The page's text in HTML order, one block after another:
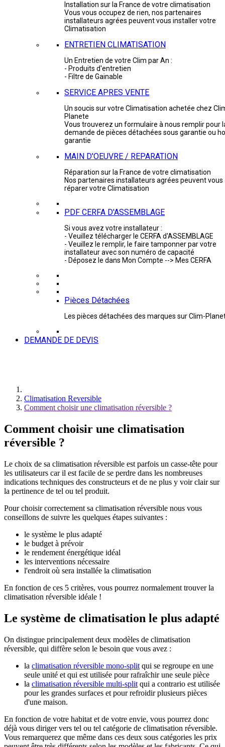
Installation sur la France de votre climatisation
Vous vous occupez de rien, nos partenaires
installateurs agrées peuvent vous installer votre
Climatisation
ENTRETIEN CLIMATISATION
Un Entretien de votre Clim par An :
- Produits d'entretien
- Filtre de Gainable
SERVICE APRES VENTE
Un soucis sur votre Climatisation achetée chez
Planete
Vous trouverez un formulaire à nous remplir pour
demande de pièces détachées sous garantie ou
garantie
MAIN D'OEUVRE / REPARATION
Réparation sur la France de votre climatisation
Nos partenaires installateurs agrées peuvent vous
réparer votre Climatisation
PDF CERFA D'ASSEMBLAGE
Si vous avez votre installateur :
- Veuillez télécharger le CERFA d'ASSEMBLAGE
- Veuillez le remplir, le faire tamponner par votre
installateur avec son numéro de capacité
- Déposez le dans Mon Compte --> Mes CERFA
Pièces Détachées
Les pièces détachées des marques sur Clim-
DEMANDE DE DEVIS
Climatisation Reversible
Comment choisir une climatisation réversible ?
Comment choisir une climatisation
réversible ?
Le choix de sa climatisation réversible est parfois un casse-tête pour
les utilisateurs car il est facile de se perdre dans les nombreuses
indications techniques des constructeurs et de ne plus y voir clair sur
la pertinence de tel ou tel produit.
Pour choisir correctement sa climatisation réversible nous vous
conseillons de suivre les quelques étapes suivantes :
le système le plus adapté
le budget à prévoir
le rendement énergétique idéal
les interventions nécessaire
l'endroit où sera installée la climatisation
En fonction de ces 5 critères, vous pourrez normalement trouver la
climatisation réversible idéale !
Le système de climatisation le plus adapté
On distingue principalement deux modèles de climatisation
réversible, qui diffère selon le besoin que vous avez :
la climatisation réversible mono-split qui se regroupe en une
seule unité et qui est utilisée pour rafraîchir une seule pièce
la climatisation réversible multi-split qui a contrario est utilisée
pour les grandes surfaces et pour refroidir plusieurs pièces
d'une maison.
En fonction de votre habitat et de votre envie, vous pourrez donc
déjà vous diriger vers tel ou tel catégorie de climatisation réversible.
Vous remarquerez que même dans ces deux sous catégories les prix